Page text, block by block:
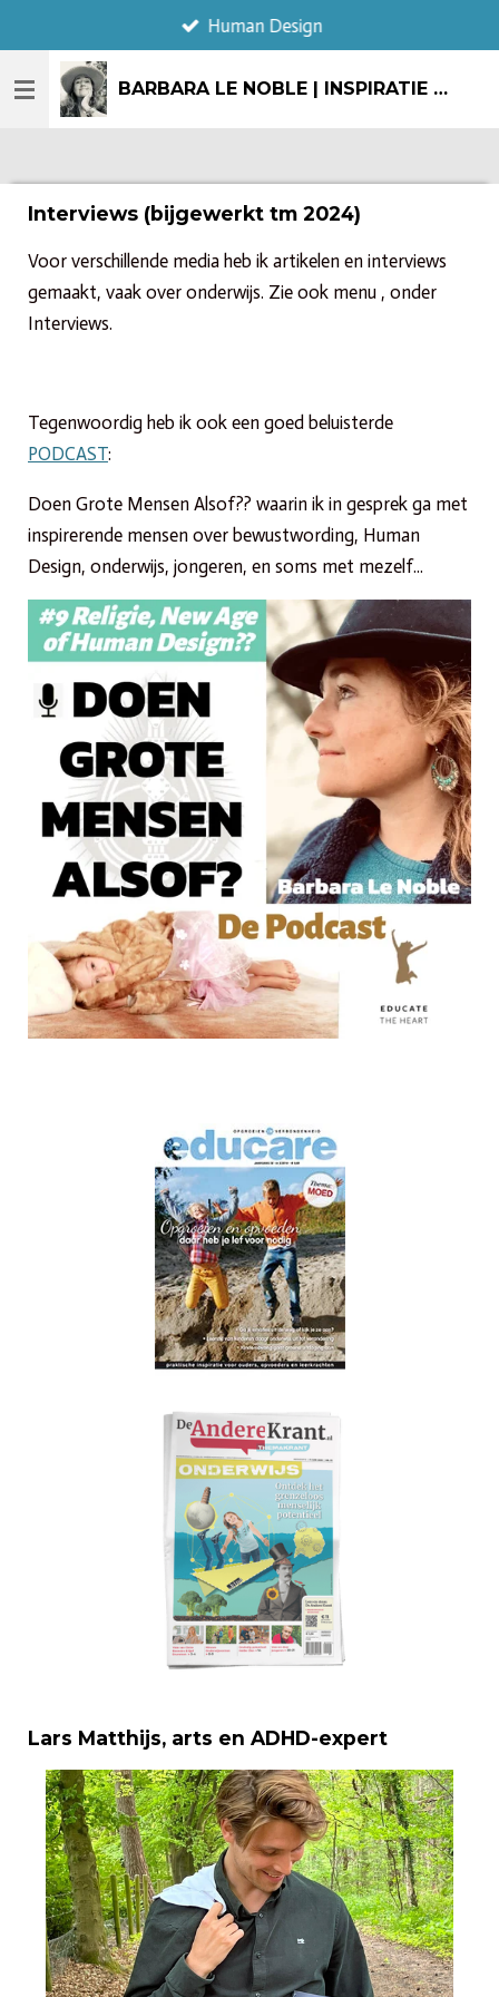
direct
naar
BARBARA LE NOBLE | INSPIRATIE & CREATIE
Human Design
Interviews (bijgewerkt tm 2024)
Voor verschillende media heb ik artikelen en interviews
gemaakt, vaak over onderwijs. Zie ook menu , onder
Interviews.
Tegenwoordig heb ik ook een goed beluisterde
PODCAST:
Doen Grote Mensen Alsof?? waarin ik in gesprek ga met
inspirerende mensen over bewustwording, Human
Design, onderwijs, jongeren, en soms met mezelf...
Lars Matthijs, arts en ADHD-expert